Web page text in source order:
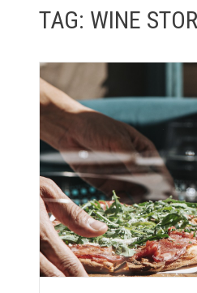
TAG: WINE